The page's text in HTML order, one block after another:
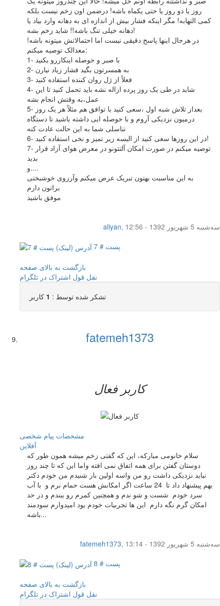
روز یا دو روز یا حتی یکماه باشه! درضمن اون زخم نیست بلکه
کمی التهابه! مگر اینکه فشار بیش از اندازه ای به دهانه وارد بیاد یا
دهانه خیلی تنگ باشه!! شاید زخم بشه!
در هرحال اینها پاسخ دقیقی نیست اما احتمالاتش میتونه باشه!
معذالک توصیه میکنم:
1- با صبر و حوصله اینکاررو بکنید
2- به همسرتون بگید فشار زیاد نیارن
3- فعلاً از ژل روان کننده استفاده کنید
4- شاید در طی یک روز پرده ازاله نشه باید تحمل کنید تا این
عمل،به وقتش انجام بشه
5- بعداز تلاش شبه اول ،سعی کنید با توافق هم مثلاً هر یک روز
درمیون نزدیکی آروم و با حوصله ایی داشته باشید تا دستگاه
تناسلی شما به این حالت عادت کنه
6- در این روزها سعی کنید از البسه زیر تمیز و نخی استفاده کنید!
7- توصیه میکنم در صورت امکان آلتتونو در معرض هوای آزاد قرار
بدید
و....
به این مناسبت بهتون تبریک عرض میکنم وآرزوی خوشبختی
براتون دارم
موفق باشید
aliyan,
سه‌شنبه 5 شهریور 1392 - 12:56
پست # 7
بازگشت به بالای صفحه
نقل قول اشتراک در تلگرام
تشکر شده توسط : 1 کاربر
fatemeh1373
کاربر فعال
مشخصات پیام شخصی
آفلاين
سلام خانومی مبارکه، این که گفتی زخم میشه همون طور که
دوستان گفتن برای همه اتفاق نمی افته واما این که تا چند روز
نباید نزدیکی داشت رو من واسه اولین بار شنیدم من خودم دکتر
بهم پیشنهاد داد تا 24 ساعت اگر امکانش هست حمام نرم و با آب
سرد خودم شست و شو ندم و همچنین کمرم رو ببندم و در حد
امکان گرم نگه دارم این ها تجربیات خودم بود امیدوارم سودمند
باشه...
fatemeh1373,
سه‌شنبه 5 شهریور 1392 - 13:14
پست # 8
بازگشت به بالای صفحه
نقل قول اشتراک در تلگرام